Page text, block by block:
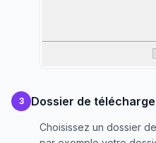
3 Dossier de
Choisissez un dossier